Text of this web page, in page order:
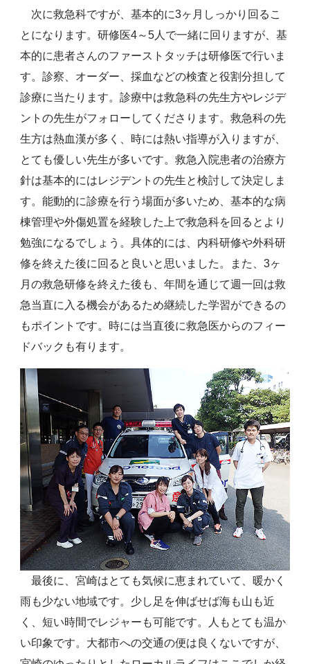
次に救急科ですが、基本的に3ヶ月しっかり回るこ
とになります。研修医4～5人で一緒に回りますが、基
本的に患者さんのファーストタッチは研修医で行いま
す。診察、オーダー、採血などの検査と役割分担して
診療に当たります。診療中は救急科の先生方やレジデ
ントの先生がフォローしてくださります。救急科の先
生方は熱血漢が多く、時には熱い指導が入りますが、
とても優しい先生が多いです。救急入院患者の治療方
針は基本的にはレジデントの先生と検討して決定しま
す。能動的に診療を行う場面が多いため、基本的な病
棟管理や外傷処置を経験した上で救急科を回るとより
勉強になるでしょう。具体的には、内科研修や外科研
修を終えた後に回ると良いと思いました。また、3ヶ
月の救急研修を終えた後も、年間を通じて週一回は救
急当直に入る機会があるため継続した学習ができるの
もポイントです。時には当直後に救急医からのフィー
ドバックも有ります。
最後に、宮崎はとても気候に恵まれていて、暖かく
雨も少ない地域です。少し足を伸ばせば海も山も近
く、短い時間でレジャーも可能です。人もとても温か
い印象です。大都市への交通の便は良くないですが、